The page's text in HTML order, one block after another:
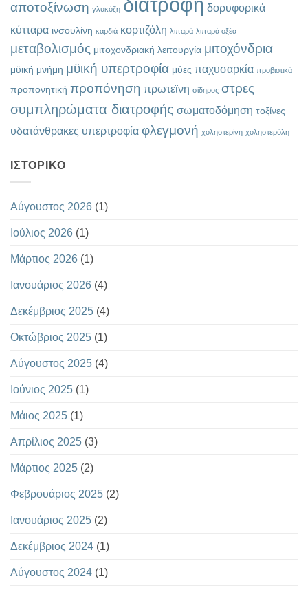
αποτοξίνωση γλυκόζη
δορυφορικά
κύτταρα ινσουλίνη καρδιά κορτιζόλη λιπαρά λιπαρά οξέα
μεταβολισμός μιτοχονδριακή λειτουργία μιτοχόνδρια
μϋική μνήμη μϋική υπερτροφία μύες παχυσαρκία προβιοτικά
προπονητική προπόνηση πρωτεϊνη σίδηρος στρες
συμπληρώματα διατροφής σωματοδόμηση τοξίνες
υδατάνθρακες υπερτροφία φλεγμονή χοληστερίνη χοληστερόλη
ΙΣΤΟΡΙΚΌ
Αύγουστος 2026 (1)
Ιούλιος 2026 (1)
Μάρτιος 2026 (1)
Ιανουάριος 2026 (4)
Δεκέμβριος 2025 (4)
Οκτώβριος 2025 (1)
Αύγουστος 2025 (4)
Ιούνιος 2025 (1)
Μάιος 2025 (1)
Απρίλιος 2025 (3)
Μάρτιος 2025 (2)
Φεβρουάριος 2025 (2)
Ιανουάριος 2025 (2)
Δεκέμβριος 2024 (1)
Αύγουστος 2024 (1)